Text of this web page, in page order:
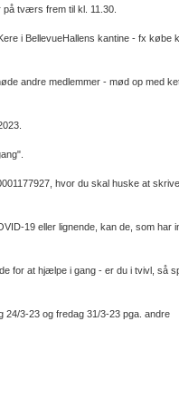
tværs frem til kl. 11.30.
i BellevueHallens kantine - fx købe
andre medlemmer - mød op med
hvor du skal huske at skrive
19 eller lignende, kan de, som har
for at hjælpe i gang - er du i tvivl, så
24/3-23 og fredag 31/3-23 pga. andre